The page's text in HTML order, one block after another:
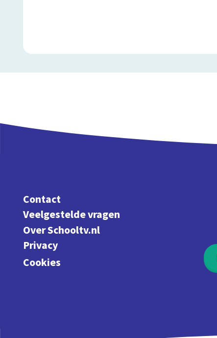
Contact
Veelgestelde vragen
Over Schooltv.nl
Privacy
Cookies